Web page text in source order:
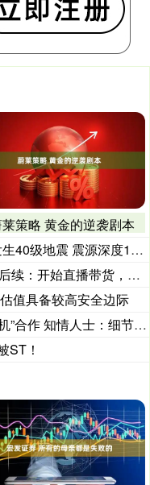
策略 黄金的逆袭剧本
级地震 震源深度10千
开始直播带货，在线超
值具备较高安全边际
作 知情人士：细节尚未
ST！